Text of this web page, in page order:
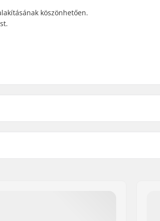
köszönhetően.
A küllők száma:
36
Fogak száma:
9T